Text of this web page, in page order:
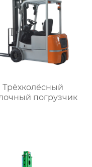
Трёхколёсный
погрузчик